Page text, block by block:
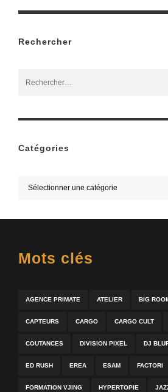
Rechercher
Catégories
Mots clés
AGENCE PRIMATE ATELIER BIG
CAPTEURS CARGO CARGO CULT
COUTANCES DIVISION PIXEL DJ
ED RUSH EREA ESAM FACTORI
FORMATION VJING HYPERTOPIE